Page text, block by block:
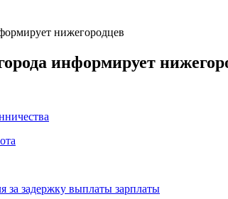
нижегородцев
информирует
за задержку выплаты зарплаты